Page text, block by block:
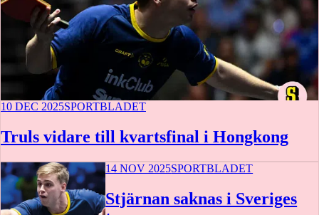
10 DEC 2025SPORTBLADET
Truls vidare till kvartsfinal i Hongkong
14 NOV 2025SPORTBLADET
Stjärnan saknas i Sveriges